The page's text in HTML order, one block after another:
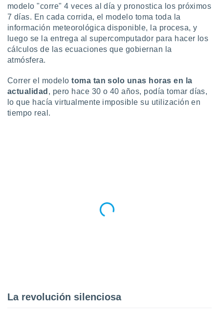
modelo "corre" 4 veces al día y pronostica los próximos
7 días. En cada corrida, el modelo toma toda la
información meteorológica disponible, la procesa, y
luego se la entrega al supercomputador para hacer los
cálculos de las ecuaciones que gobiernan la
atmósfera.
Correr el modelo toma tan solo unas horas en la
actualidad , pero hace 30 o 40 años, podía tomar días,
lo que hacía virtualmente imposible su utilización en
tiempo real.
La revolución silenciosa